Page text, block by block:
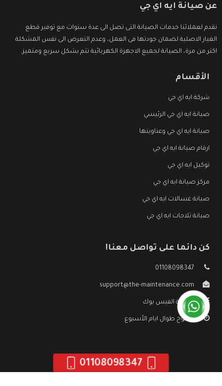
عن صيانة ايه اي جي
نقدم لعملائنا خدمات الصيانة التى تصل الى عدة سنوات مع توفير قطع
الغيار الاصلية لضمان جودتها فى العمل، وعدم التعرض الى نفس المشكلة
اكثر من مرة، الصيانة لجميع الاجهزة الكهربائية تتم بشكل سريع ومتميز.
الأقسام
شركة ايه اي جي
صيانة ايه اي جي الرئيسي
صيانة ايه اي جي وعناوينها
ارقام صيانة ايه اي جي
توكيل ايه اي جي
مركز صيانة ايه اي جي
صيانة غسالات ايه اي جي
صيانة ثلاجات ايه اي جي
كن دائما على تواصل معنا!
01108098347
support@the-maintenance.com
صفحة الفيس بوك
مفتوح طوال ايام الأسبوع
01108098347